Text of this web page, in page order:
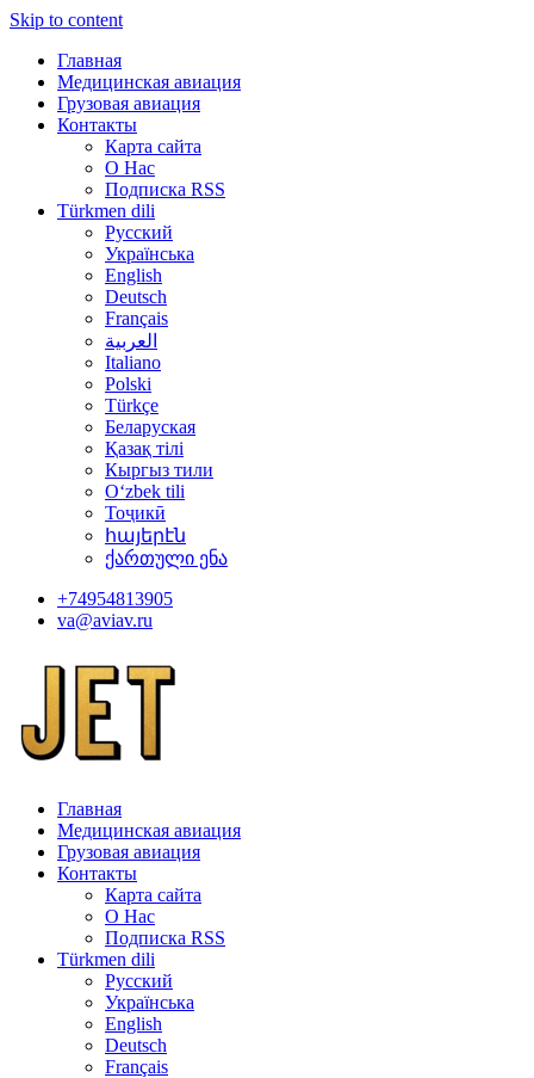
Skip to content
Главная
Медицинская авиация
Грузовая авиация
Контакты
Карта сайта
О Нас
Подписка RSS
Türkmen dili
Русский
Українська
English
Deutsch
Français
العربية
Italiano
Polski
Türkçe
Беларуская
Қазақ тілі
Кыргыз тили
Oʻzbek tili
Тоҷикӣ
հայերէն
ქართული ენა
+74954813905
va@aviav.ru
Главная
Медицинская авиация
Грузовая авиация
Контакты
Карта сайта
О Нас
Подписка RSS
Türkmen dili
Русский
Українська
English
Deutsch
Français